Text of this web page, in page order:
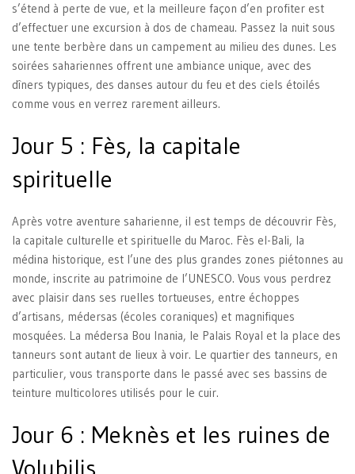
s’étend à perte de vue, et la meilleure façon d’en profiter est
d’effectuer une excursion à dos de chameau. Passez la nuit sous
une tente berbère dans un campement au milieu des dunes. Les
soirées sahariennes offrent une ambiance unique, avec des
dîners typiques, des danses autour du feu et des ciels étoilés
comme vous en verrez rarement ailleurs.
Jour 5 : Fès, la capitale
spirituelle
Après votre aventure saharienne, il est temps de découvrir Fès,
la capitale culturelle et spirituelle du Maroc. Fès el-Bali, la
médina historique, est l’une des plus grandes zones piétonnes au
monde, inscrite au patrimoine de l’UNESCO. Vous vous perdrez
avec plaisir dans ses ruelles tortueuses, entre échoppes
d’artisans, médersas (écoles coraniques) et magnifiques
mosquées. La médersa Bou Inania, le Palais Royal et la place des
tanneurs sont autant de lieux à voir. Le quartier des tanneurs, en
particulier, vous transporte dans le passé avec ses bassins de
teinture multicolores utilisés pour le cuir.
Jour 6 : Meknès et les ruines de